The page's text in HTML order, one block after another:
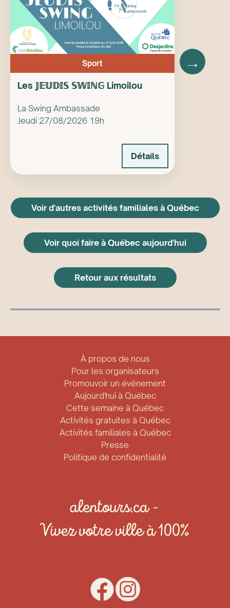
Sport
Les 𝕁𝔼𝕌𝔻𝕀𝕊 𝕊𝕎𝕀ℕ𝔾 Limoilou
La Swing Ambassade
Jeudi 27/08/2026 19h
Détails
→
Voir d'autres activités familiales à Québec
Voir quoi faire à Québec aujourd'hui
Retour aux résultats
À propos de nous
Pour les organisateurs
Promouvoir un événement
Aujourd'hui à Québec
Cette semaine à Québec
Activités gratuites à Québec
Activités familiales à Québec
Presse
Politique de confidentialité